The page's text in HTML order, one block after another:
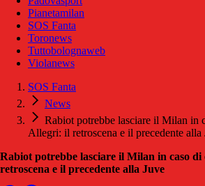
Pianetamilan
SOS Fanta
Toronews
Tuttobolognaweb
Violanews
SOS Fanta
News
Rabiot potrebbe lasciare il Milan in
Allegri: il retroscena e il precedente alla
Rabiot potrebbe lasciare il Milan in caso
retroscena e il precedente alla Juve